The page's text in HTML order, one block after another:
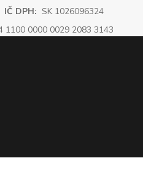
IČ DPH: SK 1026096324
1100 0000 0029 2083 3143